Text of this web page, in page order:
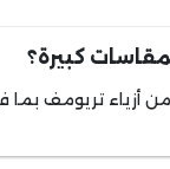
كبيرة؟
تريومف بما